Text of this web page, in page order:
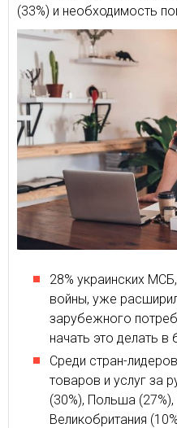
(33%) и необходимость
28% украинских
войны, уже
зарубежного
начать это делать в
Среди стран-
товаров и услуг
(30%), Польша (27%),
Великобритания